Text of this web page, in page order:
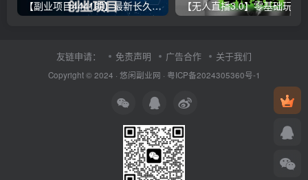
【副业项目4441期】最新长久稳定暴利项目，运费险全新玩法，日赚1000（包含详细教程，全程指导）
友链申请： 免责声明 广告合作 关于我们
Copyright © 2024 · 悠闲副业网 · 粤ICP备2024305360号-1